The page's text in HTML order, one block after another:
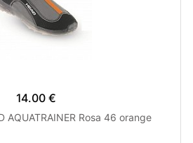
14.00 €
AQUATRAINER Rosa 46 orange